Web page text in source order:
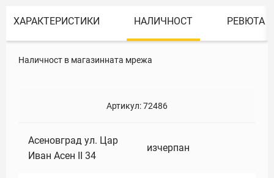
ХАРАКТЕРИСТИКИ НАЛИЧНОСТ РЕВЮТА
Наличност в магазинната мрежа
Артикул:72486
Асеновград ул. Цар
Иван Асен II 34
изчерпан